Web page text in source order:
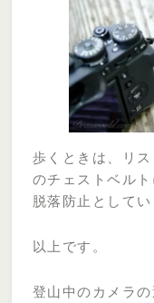
歩くときは、リ
のチェストベル
脱落防止としてい
以上です。
登山中のカメラ